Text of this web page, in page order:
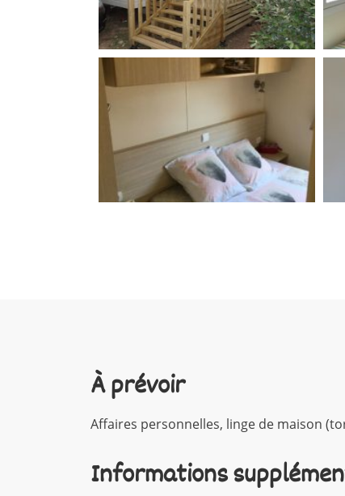
À prévoir
Affaires personnelles, linge de maison
Informations